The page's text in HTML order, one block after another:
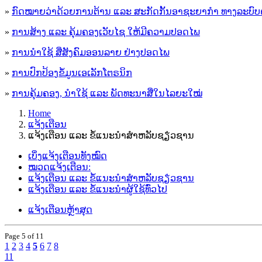
» ກົດໝາຍວ່າດ້ວຍການຕ້ານ ແລະ ສະກັດກັ້ນອາຊະຍາກຳ ທາງລະບົບ
» ການສ້າງ ແລະ ຄຸ້ມຄອງເວັບໄຊ ໃຫ້ມີຄວາມປອດໄພ
» ການນຳໃຊ້ ສື່ສັງຄົມອອນລາຍ ຢ່າງປອດໄພ
» ການ​ປົກ​ປ້ອງ​ຂໍ້​ມູນ​ເອ​ເລັກ​ໂຕ​ຣ​ນິກ
» ການຄຸ້ມຄອງ, ນໍາໃຊ້ ແລະ ພັດທະນາສື່ໃນໄລຍະໃໝ່
Home
ແຈ້ງເຕືອນ
ແຈ້ງເຕືອນ ແລະ ຂໍ້ແນະນຳສຳຫລັບຊຽ່ວຊານ
ເບິ່ງແຈ້ງເຕືອນທັງໝົດ
ໝວດແຈ້ງເຕືອນ:
ແຈ້ງເຕືອນ ແລະ ຂໍ້ແນະນຳສຳຫລັບຊຽ່ວຊານ
ແຈ້ງເຕືອນ ແລະ ຂໍ້ແນະນຳຜູ້ໃຊ້ທົ່ວໄປ
ແຈ້ງເຕືອນຫຼ້າສຸດ
Page 5 of 11
1 2 3 4 5 6 7 8
11